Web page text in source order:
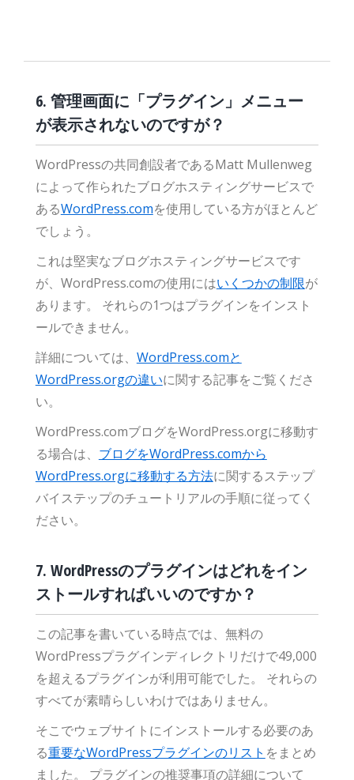
6. 管理画面に「プラグイン」メニュー
が表示されないのですが？
WordPressの共同創設者であるMatt Mullenweg
によって作られたブログホスティングサービスで
あるWordPress.comを使用している方がほとんど
でしょう。
これは堅実なブログホスティングサービスです
が、WordPress.comの使用にはいくつかの制限が
あります。 それらの1つはプラグインをインスト
ールできません。
詳細については、 WordPress.comと
WordPress.orgの違いに関する記事をご覧くださ
い。
WordPress.comブログをWordPress.orgに移動す
る場合は、 ブログをWordPress.comから
WordPress.orgに移動する方法に関するステップ
バイステップのチュートリアルの手順に従ってく
ださい。
7. WordPressのプラグインはどれをイン
ストールすればいいのですか？
この記事を書いている時点では、無料の
WordPressプラグインディレクトリだけで49,000
を超えるプラグインが利用可能でした。 それらの
すべてが素晴らしいわけではありません。
そこでウェブサイトにインストールする必要のあ
る重要なWordPressプラグインのリスト をまとめ
ました。 プラグインの推奨事項の詳細について